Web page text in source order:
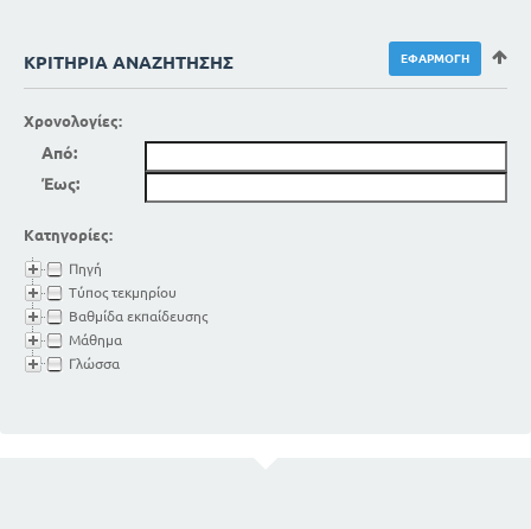
ΚΡΙΤΉΡΙΑ ΑΝΑΖΉΤΗΣΗΣ
Χρονολογίες:
Από:
Έως:
Κατηγορίες:
Πηγή
Τύπος τεκμηρίου
Βαθμίδα εκπαίδευσης
Μάθημα
Γλώσσα